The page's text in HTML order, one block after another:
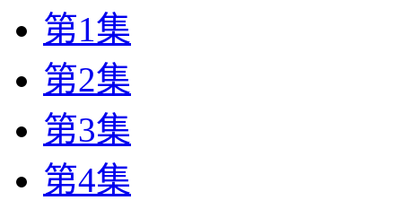
第1集
第2集
第3集
第4集